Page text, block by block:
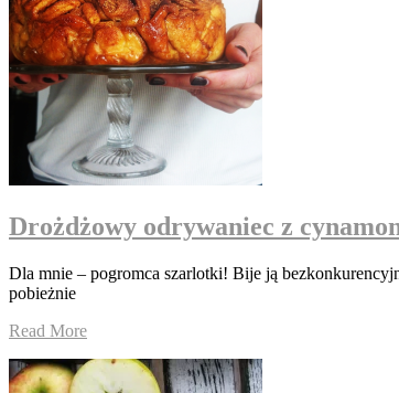
Drożdżowy odrywaniec z
Dla mnie – pogromca szarlotki! Bije ją
pobieżnie
Read More